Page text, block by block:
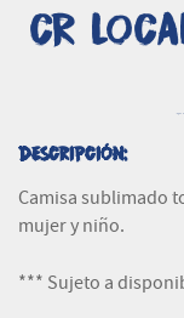
CR
DESCRIPCIÓN:
Camisa sublimado
mujer y niño.
*** Sujeto a